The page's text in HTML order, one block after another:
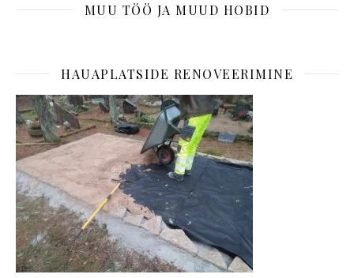
MUU TÖÖ JA MUUD HOBID
HAUAPLATSIDE RENOVEERIMINE